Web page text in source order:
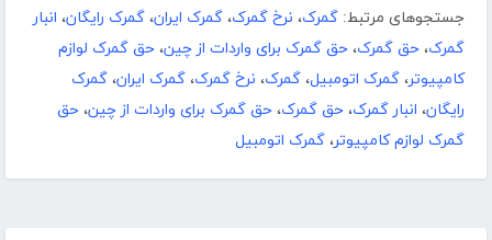
جستجوهای مرتبط: گمرک، نرخ گمرک، گمرک ایران، گمرک رایگان، انبار
گمرک، حق گمرک، حق گمرک برای واردات از چین، حق گمرک لوازم
کامپیوتر، گمرک اتومبیل، گمرک، نرخ گمرک، گمرک ایران، گمرک
رایگان، انبار گمرک، حق گمرک، حق گمرک برای واردات از چین، حق
گمرک لوازم کامپیوتر، گمرک اتومبیل